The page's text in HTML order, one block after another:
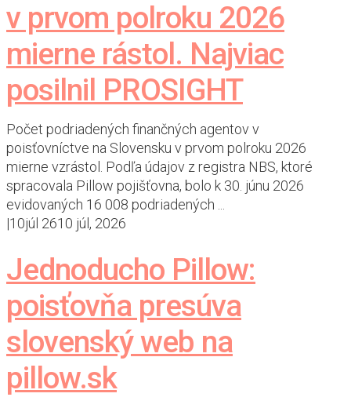
v prvom polroku 2026
mierne rástol. Najviac
posilnil PROSIGHT
Počet podriadených finančných agentov v
poisťovníctve na Slovensku v prvom polroku 2026
mierne vzrástol. Podľa údajov z registra NBS, ktoré
spracovala Pillow pojišťovna, bolo k 30. júnu 2026
evidovaných 16 008 podriadených ...
|10júl 2610 júl, 2026
Jednoducho Pillow:
poisťovňa presúva
slovenský web na
pillow.sk